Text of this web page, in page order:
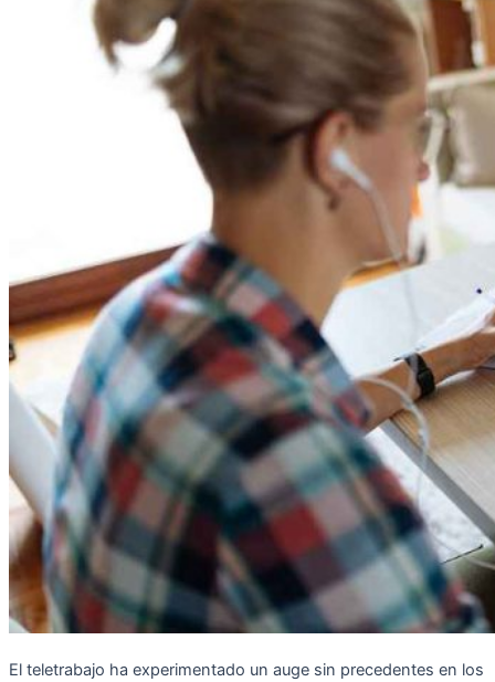
El teletrabajo ha experimentado un auge sin precedentes en los